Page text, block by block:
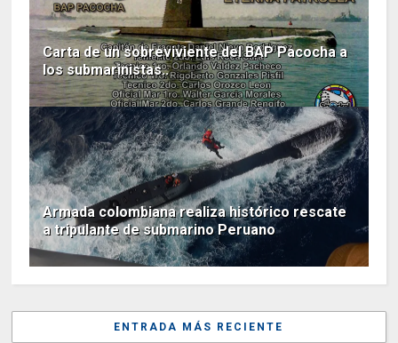
Carta de un sobreviviente del BAP Pacocha a
los submarinistas..
Armada colombiana realiza histórico rescate
a tripulante de submarino Peruano
ENTRADA MÁS RECIENTE